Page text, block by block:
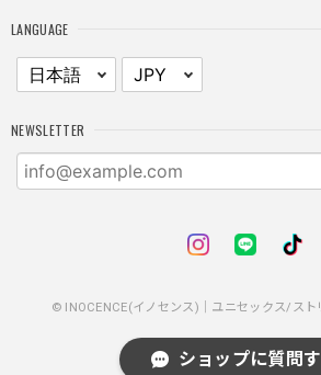
身体のラインに沿って着れるため、印象
る。特に腕周りがいい感じ。
2025/11/28
LANGUAGE
NEWSLETTER
© INOCENCE(イノセンス)｜ユニセックス/スト
ショップに質問